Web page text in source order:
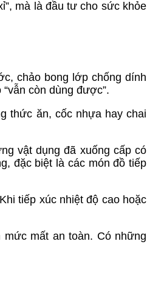
mà là đầu tư cho sức khỏe
chảo bong lớp chống dính
còn dùng được”.
thức ăn, cốc nhựa hay chai
vật dụng đã xuống cấp có
đặc biệt là các món đồ tiếp
tiếp xúc nhiệt độ cao hoặc
mất an toàn. Có những